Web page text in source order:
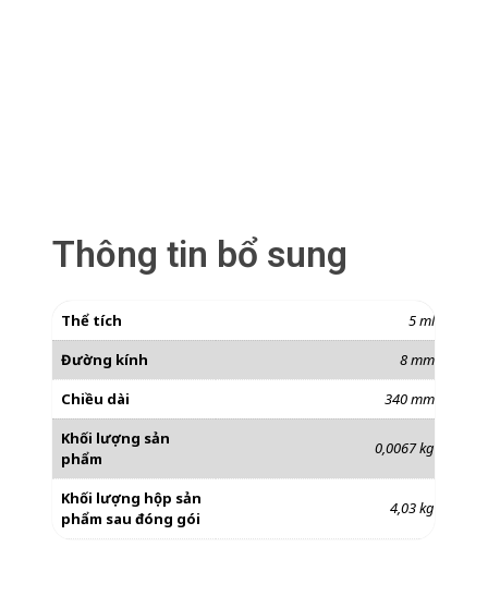
Thông tin bổ sung
Thể tích
5 ml
Đường kính
8 mm
Chiều dài
340 mm
Khối lượng sản
phẩm
0,0067 kg
Khối lượng hộp sản
phẩm sau đóng gói
4,03 kg